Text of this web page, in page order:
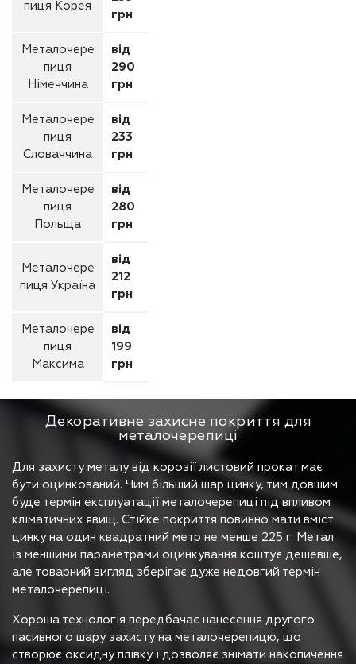
пиця Корея
грн
Металочере
пиця
Німеччина
від
290
грн
Металочере
пиця
Словаччина
від
233
грн
Металочере
пиця
Польща
від
280
грн
Металочере
пиця Україна
від
212
грн
Металочере
пиця
Максима
від
199
грн
Декоративне захисне покриття для
металочерепиці
Для захисту металу від корозії листовий прокат має
бути оцинкований. Чим більший шар цинку, тим довшим
буде термін експлуатації металочерепиці під впливом
кліматичних явищ. Стійке покриття повинно мати вміст
цинку на один квадратний метр не менше 225 г. Метал
із меншими параметрами оцинкування коштує дешевше,
але товарний вигляд зберігає дуже недовгий термін
металочерепиці.
Хороша технологія передбачає нанесення другого
пасивного шару захисту на металочерепицю, що
створює оксидну плівку і дозволяє знімати накопичення